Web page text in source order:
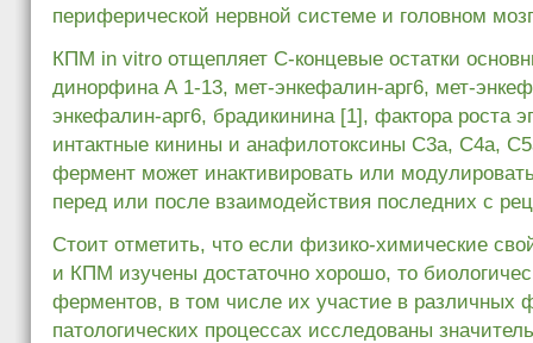
периферической нервной системе и головном
КПМ in vitro отщепляет С-концевые остатки
динорфина А 1-13, мет-энкефалин-арг6, мет-
энкефалин-арг6, брадикинина [1], фактора роста
интактные кинины и анафилотоксины С3а, С4а,
фермент может инактивировать или
перед или после взаимодействия последних с
Стоит отметить, что если физико-химические
и КПМ изучены достаточно хорошо, то
ферментов, в том числе их участие в различных
патологических процессах исследованы